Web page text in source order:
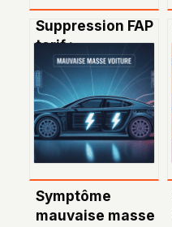
Suppression FAP
tarif :
comprendre les
prix, les risques
et vos choix en
2024
Symptôme
mauvaise masse